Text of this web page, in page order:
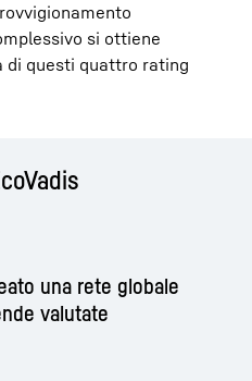
si ottiene
di questi quattro rating
una rete globale
valutate